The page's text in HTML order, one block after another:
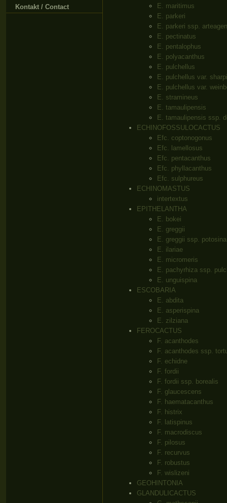
E. maritimus
E. parkeri
E. parkeri ssp.
E. pectinatus
E. pentalophus
E. polyacanthus
E. pulchellus
E. pulchellus var.
E. pulchellus var.
E. stramineus
E. tamaulipensis
E. tamaulipensis ssp.
ECHINOFOSSULOCACTUS
Efc. coptonogonus
Efc. lamellosus
Efc. pentacanthus
Efc. phyllacanthus
Efc. sulphureus
ECHINOMASTUS
intertextus
EPITHELANTHA
E. bokei
E. greggii
E. greggii ssp. potosina
E. ilariae
E. micromeris
E. pachyrhiza ssp.
E. unguispina
ESCOBARIA
E. abdita
E. asperispina
E. zilziana
FEROCACTUS
F. acanthodes
F. acanthodes ssp.
F. echidne
F. fordii
F. fordii ssp. borealis
F. glaucescens
F. haematacanthus
F. histrix
F. latispinus
F. macrodiscus
F. pilosus
F. recurvus
F. robustus
F. wislizeni
GEOHINTONIA
GLANDULICACTUS
Kontakt / Contact